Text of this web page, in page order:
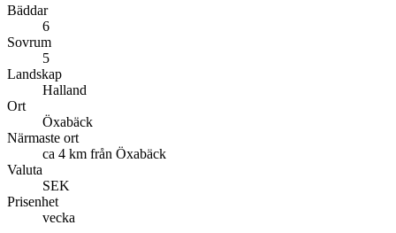
Bäddar
6
Sovrum
5
Landskap
Halland
Ort
Öxabäck
Närmaste ort
ca 4 km från Öxabäck
Valuta
SEK
Prisenhet
vecka